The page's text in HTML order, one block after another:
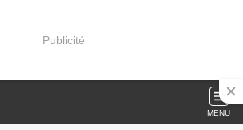
Publicité
MENU